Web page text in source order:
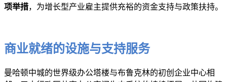
项举措，为增长型产业雇主提供充裕的资金支持与政策扶持。
商业就绪的设施与支持服务
曼哈顿中城的世界级办公塔楼与布鲁克林的初创企业中心相